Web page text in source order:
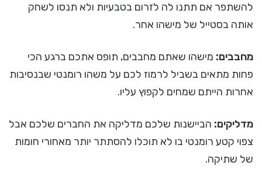
להשתפר אם תתנו לה לזרום בטבעיות ולא תנסו לשחק
אותה בסטייל של מישהו אחר.
מחבבים: מישהו שאתם מחבבים, תופס אתכם ברגע הכי
פחות מתאים בשביל לרמוז לכם על משהו רומנטי שבנסיבות
אחרות הייתם שמחים לקפוץ עליו.
מדליקים: הביישנות שלכם מדליקה את החברים שלכם אבל
צפוי קטע רומנטי בו לא תוכלו להסתתר יותר מאחורי חומות
של שתיקה.